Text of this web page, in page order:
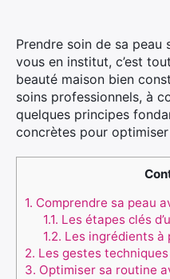
Prendre soin de sa
vous en institut, c’est
beauté maison bien
soins professionnels, à
quelques principes
concrètes pour
1. Comprendre sa peau
1.1. Les étapes clés
1.2. Les ingrédients à
2. Les gestes
3. Optimiser sa routine